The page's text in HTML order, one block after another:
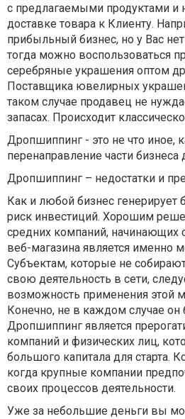
с предлагаемыми продуктами и
доставке товара к Клиенту.
прибыльный бизнес, но у Вас
тогда можно воспользоваться
серебряные украшения оптом
Поставщика ювелирных
таком случае продавец не
запасах. Происходит
Дропшиппинг - это не что иное,
перенаправление части
Дропшиппинг – недостатки и
Как и любой бизнес генерирует
риск инвестиций. Хорошим
средних компаний, начинающих
веб-магазина является именно
Субъектам, которые не
свою деятельность в сети,
возможность применения этой
Конечно, не в каждом случае
Дропшиппинг является
компаний и физических лиц,
большого капитала для старта.
когда крупные компании
своих процессов деятельности.
Уже за небольшие деньги вы